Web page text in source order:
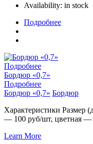
Availability: in stock
Подробнее
Подробнее
Бордюр «0,7»
Подробнее
Бордюр «0,7» Бордюр
Характеристики
— 100 руб/шт, цветная —
Learn More